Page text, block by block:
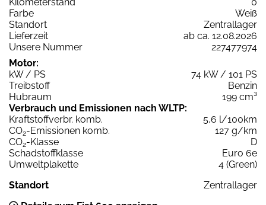
Farbe
Weiß
Standort
Zentrallager
Lieferzeit
ab ca. 12.08.2026
Unsere Nummer
227477974
Motor:
kW / PS
74 kW / 101 PS
Treibstoff
Benzin
Hubraum
199 cm³
Verbrauch und Emissionen nach WLTP:
Kraftstoffverbr. komb.
5,6 l/100km
CO2-Emissionen komb.
127 g/km
CO2-Klasse
D
Schadstoffklasse
Euro 6e
Umweltplakette
4 (Green)
Standort
Zentrallager